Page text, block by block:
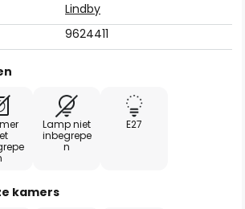
Lindby
9624411
Lamp niet
inbegrepe
n
E27
kamers